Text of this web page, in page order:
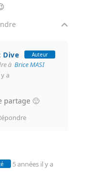
Dive Auteur
à Brice MASI
a
partage 🙂
5 années il y a